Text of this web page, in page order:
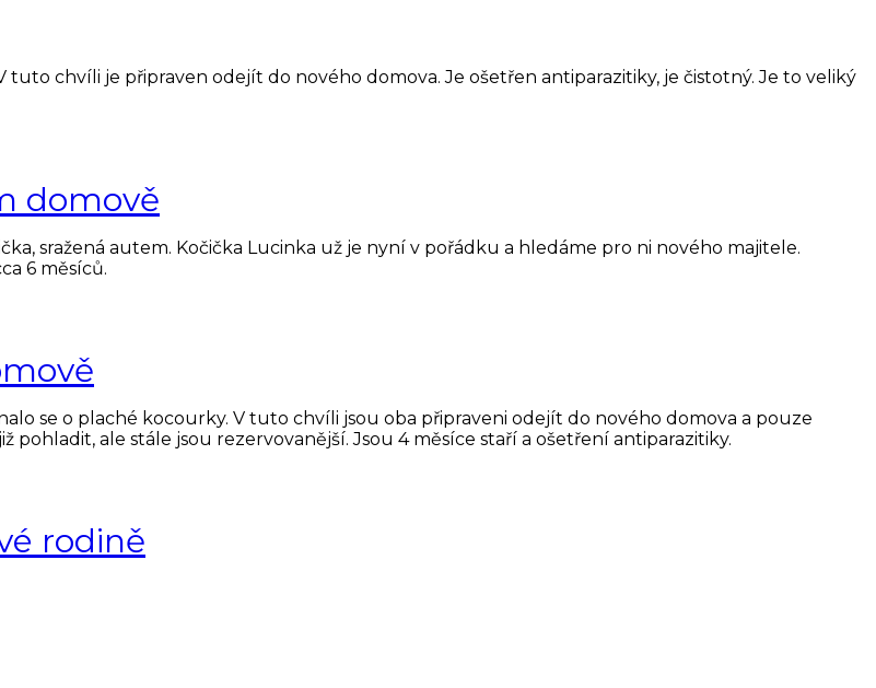
chvíli je připraven odejít do nového domova. Je ošetřen antiparazitiky, je čistotný. Je to veliký
domově
sražená autem. Kočička Lucinka už je nyní v pořádku a hledáme pro ni nového majitele.
6 měsíců.
se o plaché kocourky. V tuto chvíli jsou oba připraveni odejít do nového domova a pouze
ale stále jsou rezervovanější. Jsou 4 měsíce staří a ošetření antiparazitiky.
rodině